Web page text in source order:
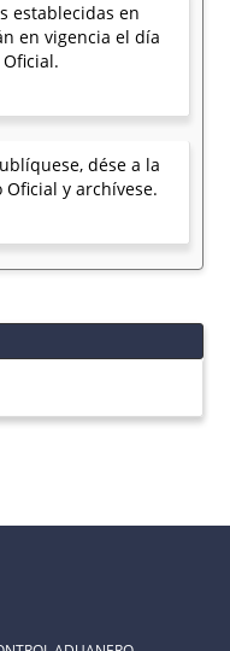
establecidas en
en vigencia el día
dése a la
y archívese.